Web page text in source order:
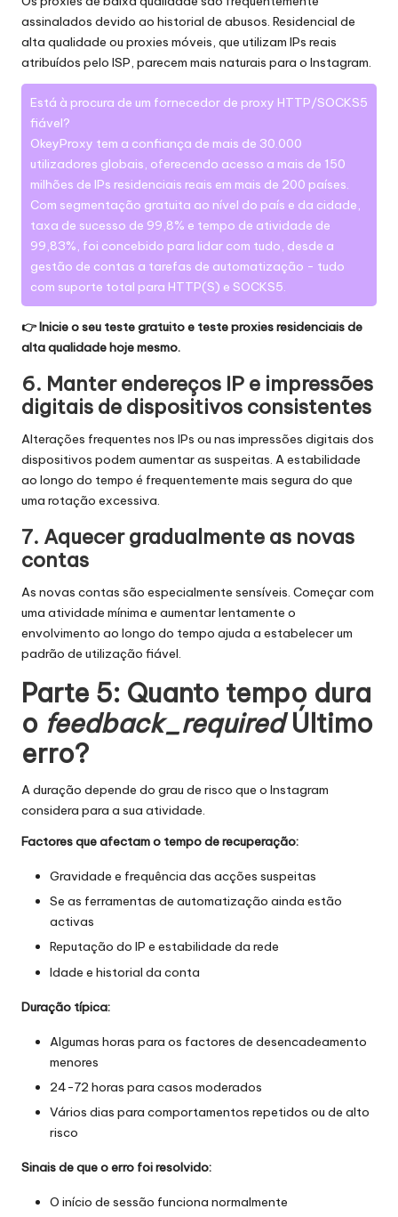
assinalados devido ao historial de abusos. Residencial de
alta qualidade ou proxies móveis, que utilizam IPs reais
atribuídos pelo ISP, parecem mais naturais para o Instagram.
Está à procura de um fornecedor de proxy HTTP/SOCKS5
fiável?
OkeyProxy tem a confiança de mais de 30.000
utilizadores globais, oferecendo acesso a mais de 150
milhões de IPs residenciais reais em mais de 200 países.
Com segmentação gratuita ao nível do país e da cidade,
taxa de sucesso de 99,8% e tempo de atividade de
99,83%, foi concebido para lidar com tudo, desde a
gestão de contas a tarefas de automatização - tudo
com suporte total para HTTP(S) e SOCKS5.
👉Inicie o seu teste gratuitoe teste proxies residenciais de
alta qualidade hoje mesmo.
6. Manter endereços IP e impressões
digitais de dispositivos consistentes
Alterações frequentes nos IPs ou nas impressões digitais dos
dispositivos podem aumentar as suspeitas. A estabilidade
ao longo do tempo é frequentemente mais segura do que
uma rotação excessiva.
7. Aquecer gradualmente as novas
contas
As novas contas são especialmente sensíveis. Começar com
uma atividade mínima e aumentar lentamente o
envolvimento ao longo do tempo ajuda a estabelecer um
padrão de utilização fiável.
Parte 5: Quanto tempo dura
o feedback_requiredÚltimo
erro?
A duração depende do grau de risco que o Instagram
considera para a sua atividade.
Factores que afectam o tempo de recuperação:
Gravidade e frequência das acções suspeitas
Se as ferramentas de automatização ainda estão
activas
Reputação do IP e estabilidade da rede
Idade e historial da conta
Duração típica:
Algumas horas para os factores de desencadeamento
menores
24-72 horas para casos moderados
Vários dias para comportamentos repetidos ou de alto
risco
Sinais de que o erro foi resolvido:
O início de sessão funciona normalmente